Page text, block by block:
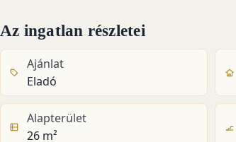
Az ingatlan részletei
Ajánlat
Eladó
Alapterület
26 m²